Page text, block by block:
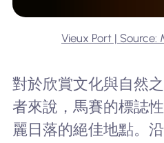
Vieux Port | Source:
對於欣賞文化與自然
者來說，馬賽的標誌
麗日落的絕佳地點。